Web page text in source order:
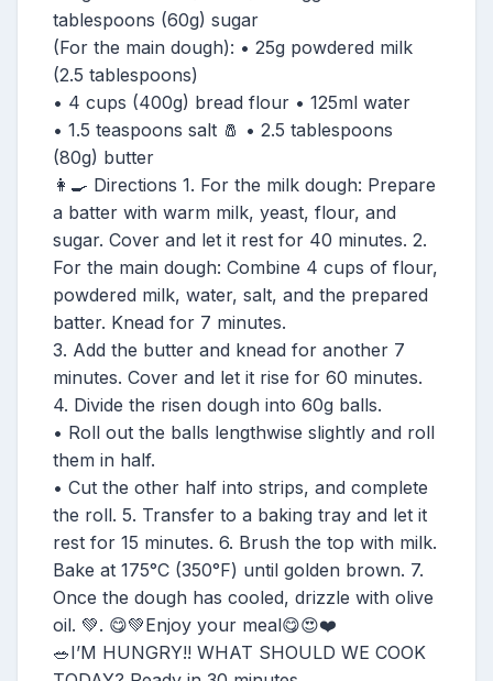
tablespoons (60g) sugar
(For the main dough): • 25g powdered milk
(2.5 tablespoons)
• 4 cups (400g) bread flour • 125ml water
• 1.5 teaspoons salt 🧂 • 2.5 tablespoons
(80g) butter
👩‍🍳 Directions 1. For the milk dough: Prepare
a batter with warm milk, yeast, flour, and
sugar. Cover and let it rest for 40 minutes. 2.
For the main dough: Combine 4 cups of flour,
powdered milk, water, salt, and the prepared
batter. Knead for 7 minutes.
3. Add the butter and knead for another 7
minutes. Cover and let it rise for 60 minutes.
4. Divide the risen dough into 60g balls.
• Roll out the balls lengthwise slightly and roll
them in half.
• Cut the other half into strips, and complete
the roll. 5. Transfer to a baking tray and let it
rest for 15 minutes. 6. Brush the top with milk.
Bake at 175°C (350°F) until golden brown. 7.
Once the dough has cooled, drizzle with olive
oil. 💚. 😋💚Enjoy your meal😋😍❤️
🥗I’M HUNGRY!! WHAT SHOULD WE COOK